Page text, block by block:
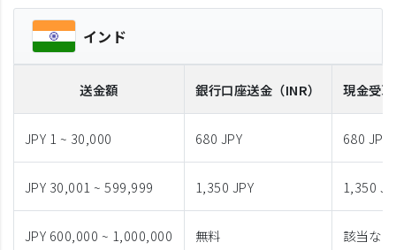
インド
送金額 銀行口座送金 （INR） 現金受取
JPY 1 ~ 30,000 680 JPY 680 JPY
JPY 30,001 ~ 599,999 1,350 JPY 1,350
JPY 600,000 ~ 1,000,000 無料 該当なし